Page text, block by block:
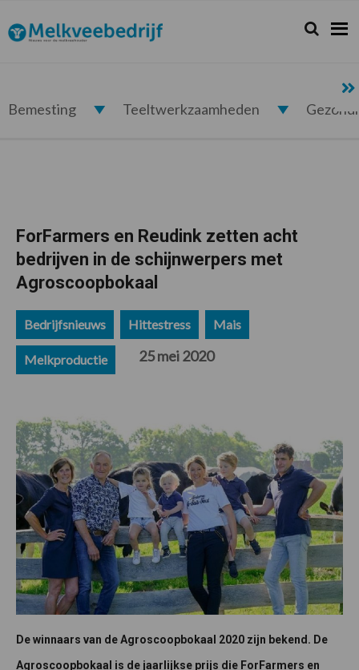
de
hoofdnavigatie
de
hoofd
de
eerste
de
voettekst
Melkveebedrijf.nl Zoeken...
Zoek
Bemesting Teeltwerkzaamheden
ForFarmers en Reudink zetten acht
bedrijven in de schijnwerpers met
Agroscoopbokaal
Bedrijfsnieuws Hittestress Mais
Melkproductie 25 mei 2020
De winnaars van de Agroscoopbokaal 2020 zijn bekend. De
Agroscoopbokaal is de jaarlijkse prijs die ForFarmers en